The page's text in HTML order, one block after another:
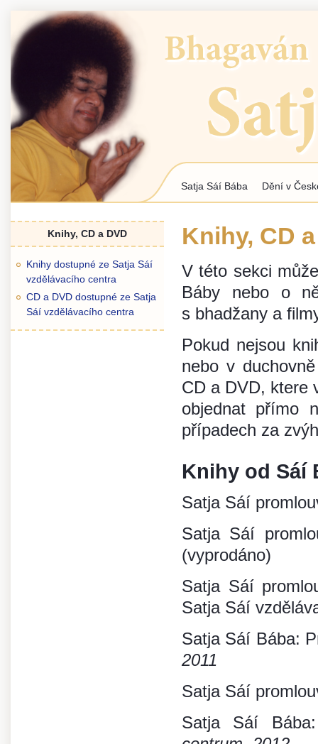
Hlavní menu
Satja Sáí Bába Dění v
Knihy, CD
V této sekci
Báby nebo o
s bhadžany a
Pokud nejsou
nebo v
CD a DVD, ktere
objednat přímo
případech za
Knihy od Sáí
Satja Sáí
Satja Sáí
(vyprodáno)
Satja Sáí
Satja Sáí
Satja Sáí Bába:
2011
Satja Sáí
Satja Sáí
Knihy, CD a DVD
Knihy dostupné ze Satja Sáí
vzdělávacího centra
CD a DVD dostupné ze Satja
Sáí vzdělávacího centra